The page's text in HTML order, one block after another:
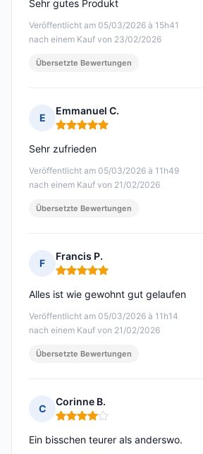
Veröffentlicht am 05/03/2026 à 15h41
nach einem Kauf von 23/02/2026
Sehr gutes Produkt
Übersetzte Bewertungen
E
Emmanuel C.
Hinweis: 5 von 5
Veröffentlicht am 05/03/2026 à 11h49
nach einem Kauf von 21/02/2026
Sehr zufrieden
Übersetzte Bewertungen
F
Francis P.
Hinweis: 5 von 5
Veröffentlicht am 05/03/2026 à 11h14
nach einem Kauf von 21/02/2026
Alles ist wie gewohnt gut gelaufen
Übersetzte Bewertungen
C
Corinne B.
Hinweis: 4 von 5
Ein bisschen teurer als anderswo.